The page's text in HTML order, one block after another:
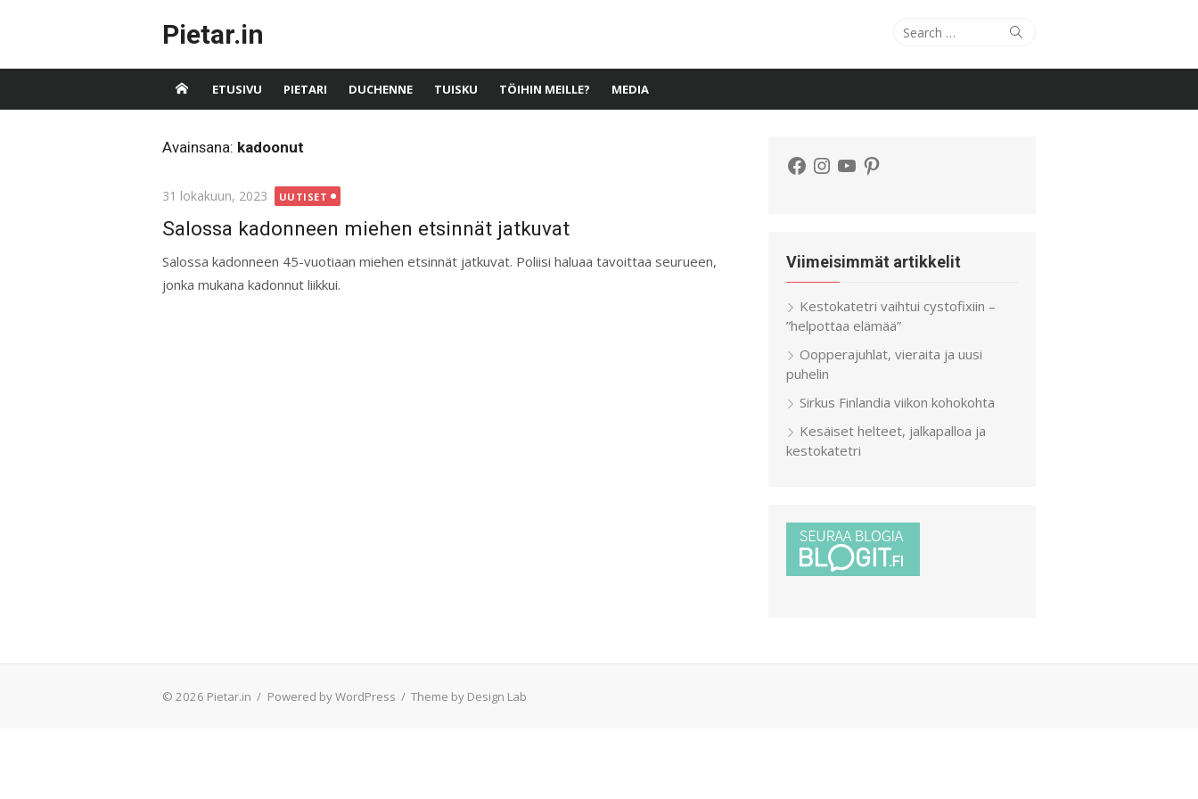
Pietar.in
Search
Search
ETUSIVU PIETARI DUCHENNE TUISKU TÖIHIN MEILLE? MEDIA
Avainsana: kadoonut
Posted
31 lokakuun, 2023 UUTISET
Salossa kadonneen miehen etsinnät jatkuvat
Salossa kadonneen 45-vuotiaan miehen etsinnät jatkuvat. Poliisi haluaa tavoittaa seurueen,
jonka mukana kadonnut liikkui.
Facebook
Instagram
YouTubePinterest
Viimeisimmät artikkelit
Kestokatetri vaihtui cystofixiin –
”helpottaa elämää”
Oopperajuhlat, vieraita ja uusi
puhelin
Sirkus Finlandia viikon kohokohta
Kesäiset helteet, jalkapalloa ja
kestokatetri
© 2026 Pietar.in / Powered by WordPress / Theme by Design Lab